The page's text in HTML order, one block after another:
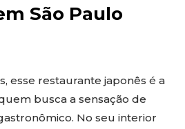
São Paulo
esse restaurante japonês é a
busca a sensação de
No seu interior